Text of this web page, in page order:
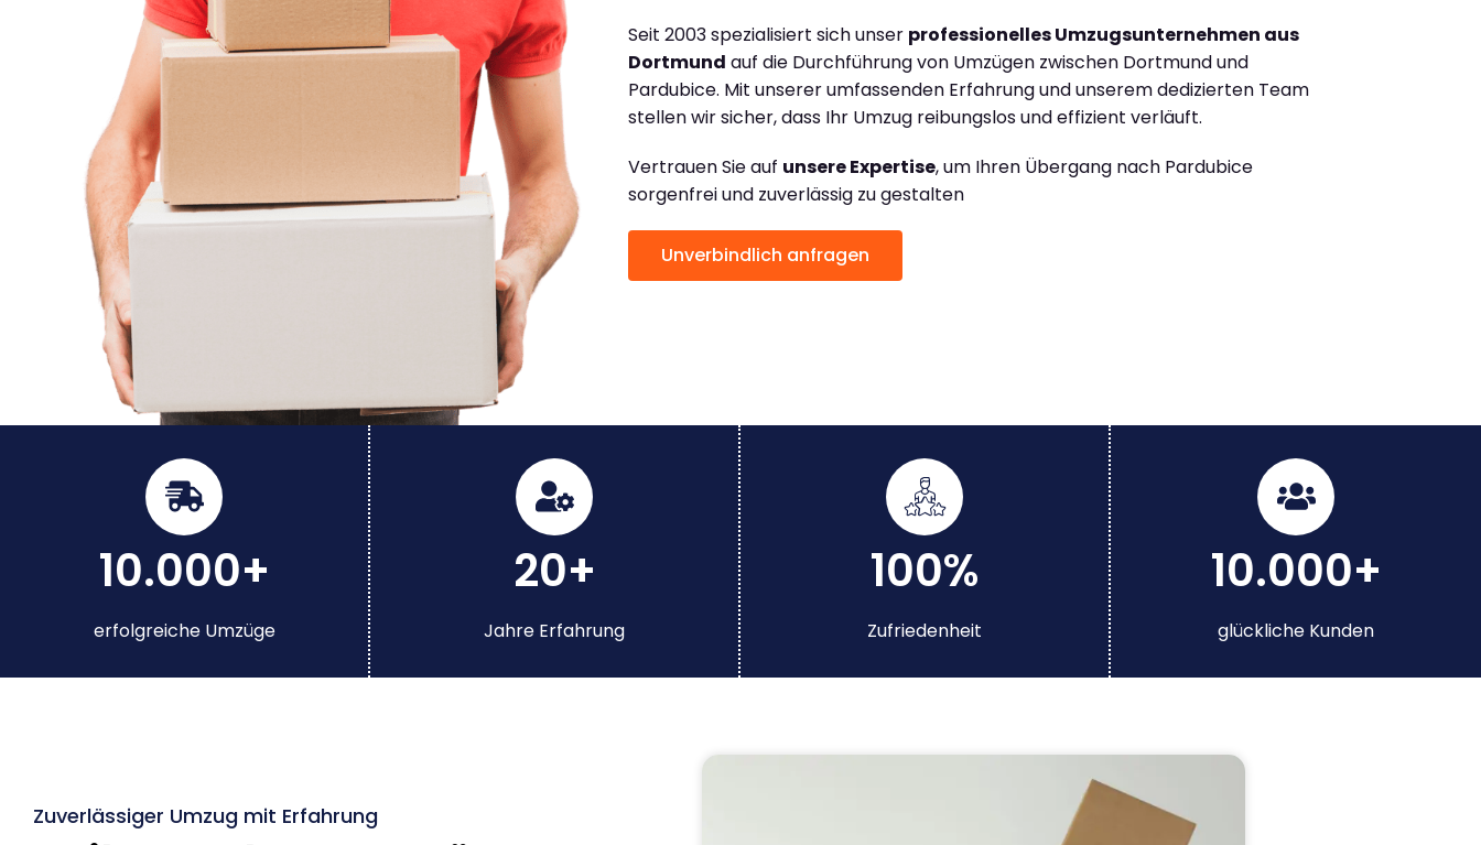
Seit 2003 spezialisiert sich unser professionelles Umzugsunternehmen aus
Dortmund auf die Durchführung von Umzügen zwischen Dortmund und
Pardubice. Mit unserer umfassenden Erfahrung und unserem dedizierten Team
stellen wir sicher, dass Ihr Umzug reibungslos und effizient verläuft.
Vertrauen Sie auf unsere Expertise, um Ihren Übergang nach Pardubice
sorgenfrei und zuverlässig zu gestalten
Unverbindlich anfragen
10.000+
erfolgreiche Umzüge
20+
Jahre Erfahrung
100%
Zufriedenheit
10.000+
glückliche Kunden
Zuverlässiger Umzug mit Erfahrung